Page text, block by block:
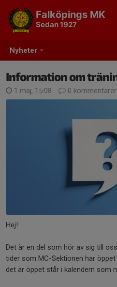
Nyheter
Falköpings MK
Sedan 1927
Information om
1 maj, 15:08 0 kommentarer
Hej!
Det är en del som hör av sig till
tider som MC-Sektionen har
det är öppet står i kalendern som